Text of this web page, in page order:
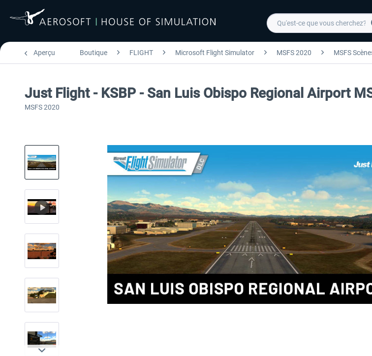
Aperçu Boutique FLIGHT Microsoft Flight Simulator MSFS 2020 MSFS
Just Flight - KSBP - San Luis Obispo Regional Airport
MSFS 2020